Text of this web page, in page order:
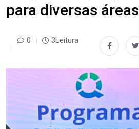
para diversas áreas
0 3Leitura